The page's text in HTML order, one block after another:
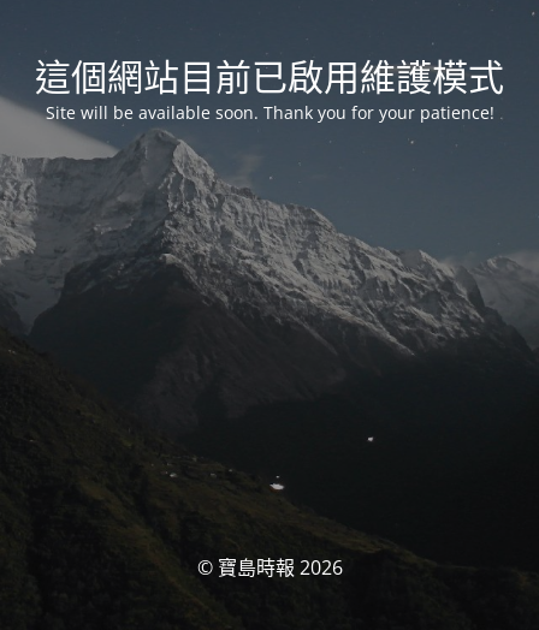
這個網站目前已啟用維護模式
Site will be available soon. Thank you for your patience!
© 寶島時報 2026